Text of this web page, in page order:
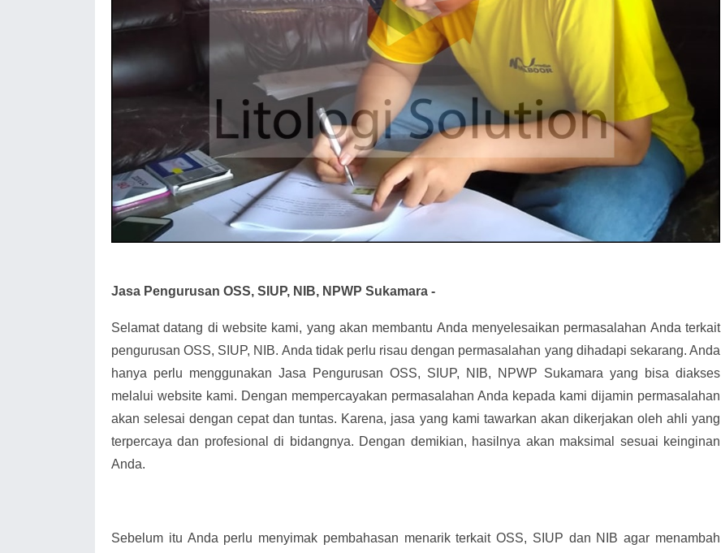
Jasa Pengurusan OSS, SIUP, NIB, NPWP Sukamara -
Selamat datang di website kami, yang akan membantu Anda menyelesaikan permasalahan Anda terkait
pengurusan OSS, SIUP, NIB. Anda tidak perlu risau dengan permasalahan yang dihadapi sekarang. Anda
hanya perlu menggunakan Jasa Pengurusan OSS, SIUP, NIB, NPWP Sukamara yang bisa diakses
melalui website kami. Dengan mempercayakan permasalahan Anda kepada kami dijamin permasalahan
akan selesai dengan cepat dan tuntas. Karena, jasa yang kami tawarkan akan dikerjakan oleh ahli yang
terpercaya dan profesional di bidangnya. Dengan demikian, hasilnya akan maksimal sesuai keinginan
Anda.
Sebelum itu Anda perlu menyimak pembahasan menarik terkait OSS, SIUP dan NIB agar menambah